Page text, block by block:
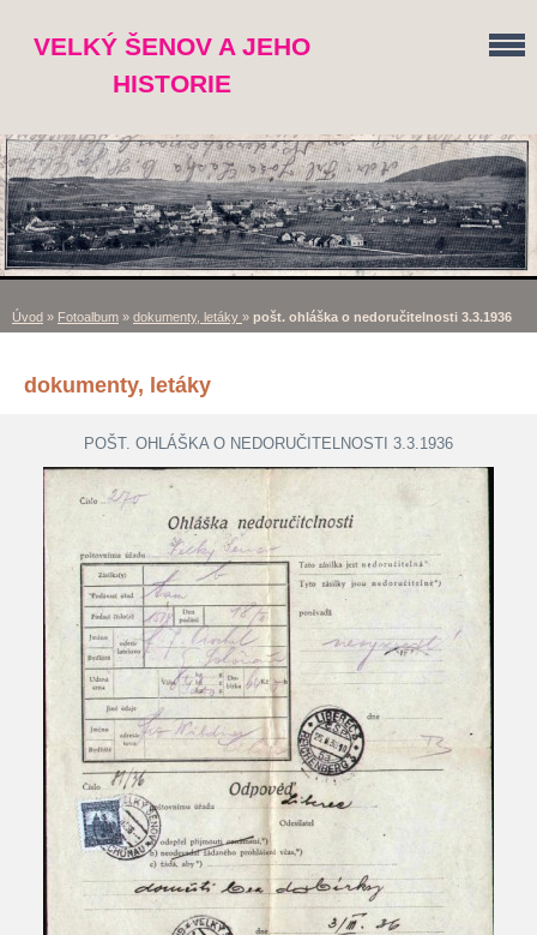
VELKÝ ŠENOV A JEHO
HISTORIE
Úvod » Fotoalbum » dokumenty, letáky » pošt. ohláška o nedoručitelnosti 3.3.1936
dokumenty, letáky
POŠT. OHLÁŠKA O NEDORUČITELNOSTI 3.3.1936